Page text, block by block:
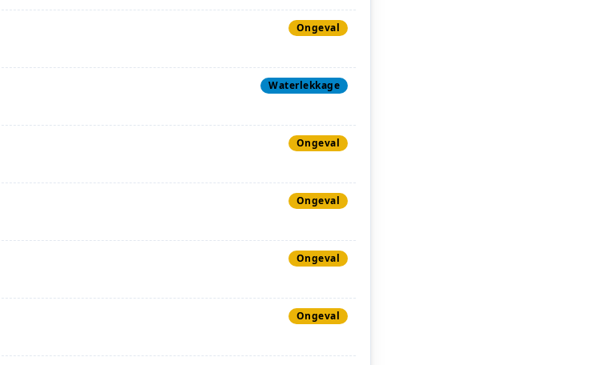
Ongeval
Waterlekkage
Ongeval
Ongeval
Ongeval
Ongeval